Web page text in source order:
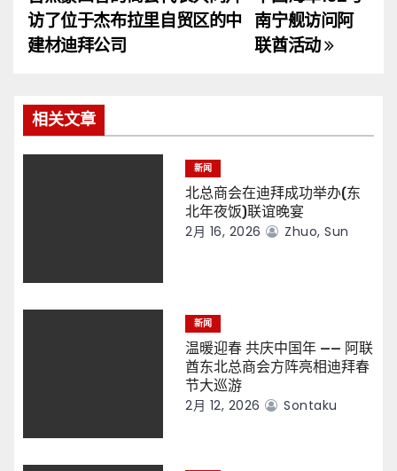
导
南宁舰访问阿
联酋活动
访了位于杰布拉里自贸区的中
建材迪拜公司
相关文章
新闻
北总商会在迪拜成功举办(东
北年夜饭)联谊晚宴
2月 16, 2026 Zhuo, Sun
新闻
温暖迎春 共庆中国年 —— 阿联
酋东北总商会方阵亮相迪拜春
节大巡游
2月 12, 2026 Sontaku